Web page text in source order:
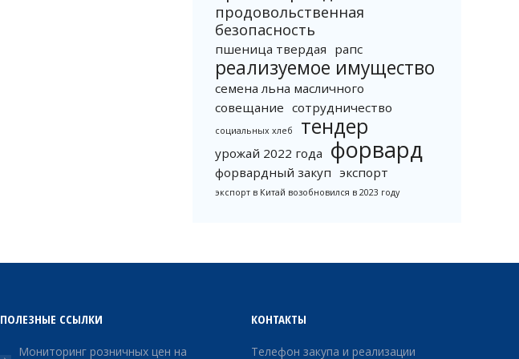
продовольственная
безопасность
пшеница твердая рапс
реализуемое имущество
семена льна масличного
совещание сотрудничество
социальных хлеб тендер
урожай 2022 года форвард
форвардный закуп экспорт
экспорт в Китай возобновился в 2023 году
ПОЛЕЗНЫЕ ССЫЛКИ
Мониторинг розничных цен на
КОНТАКТЫ
Телефон закупа и реализации